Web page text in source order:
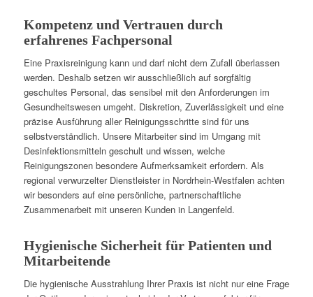
Kompetenz und Vertrauen durch
erfahrenes Fachpersonal
Eine Praxisreinigung kann und darf nicht dem Zufall überlassen
werden. Deshalb setzen wir ausschließlich auf sorgfältig
geschultes Personal, das sensibel mit den Anforderungen im
Gesundheitswesen umgeht. Diskretion, Zuverlässigkeit und eine
präzise Ausführung aller Reinigungsschritte sind für uns
selbstverständlich. Unsere Mitarbeiter sind im Umgang mit
Desinfektionsmitteln geschult und wissen, welche
Reinigungszonen besondere Aufmerksamkeit erfordern. Als
regional verwurzelter Dienstleister in Nordrhein-Westfalen achten
wir besonders auf eine persönliche, partnerschaftliche
Zusammenarbeit mit unseren Kunden in Langenfeld.
Hygienische Sicherheit für Patienten und
Mitarbeitende
Die hygienische Ausstrahlung Ihrer Praxis ist nicht nur eine Frage